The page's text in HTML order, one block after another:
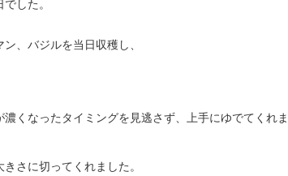
、バジルを当日収穫し、
くなったタイミングを見逃さず、上手にゆでてくれ
さに切ってくれました。